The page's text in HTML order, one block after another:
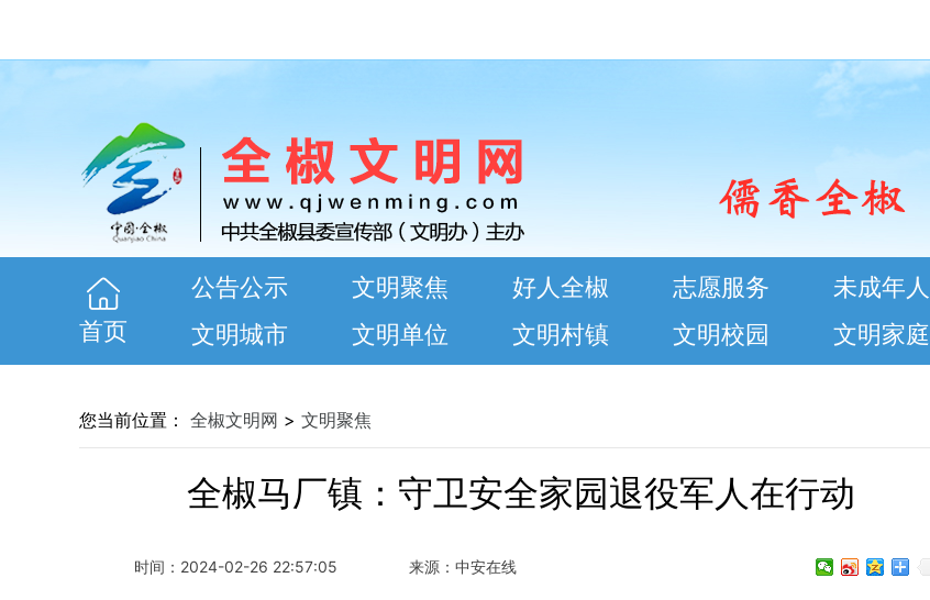
首页
公告公示
文明城市
文明聚焦
文明单位
好人全椒
文明村镇
志愿服务
文明校园
未成年人
文明家庭
您当前位置： 全椒文明网 > 文明聚焦
全椒马厂镇：守卫安全家园退役军人在行动
时间： 2024-02-26 22:57:05 来源： 中安在线